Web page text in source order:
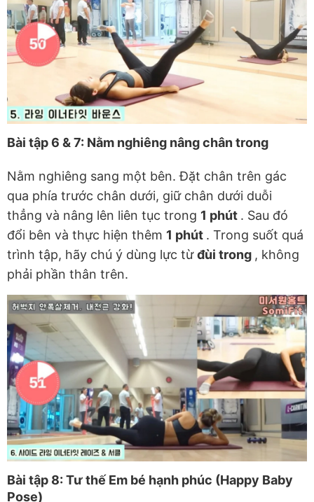
Bài tập 6 & 7: Nằm nghiêng nâng chân trong
Nằm nghiêng sang một bên. Đặt chân trên gác
qua phía trước chân dưới, giữ chân dưới duỗi
thẳng và nâng lên liên tục trong 1 phút . Sau đó
đổi bên và thực hiện thêm 1 phút . Trong suốt quá
trình tập, hãy chú ý dùng lực từđùi trong , không
phải phần thân trên.
Bài tập 8: Tư thế Em bé hạnh phúc (Happy Baby
Pose)